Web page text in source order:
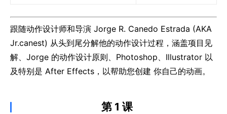
跟随动作设计师和导演 Jorge R. Canedo Estrada (AKA
Jr.canest) 从头到尾分解他的动作设计过程，涵盖项目见
解、Jorge 的动作设计原则、Photoshop、Illustrator 以
及特别是 After Effects，以帮助您创建 你自己的动画。
第 1 课